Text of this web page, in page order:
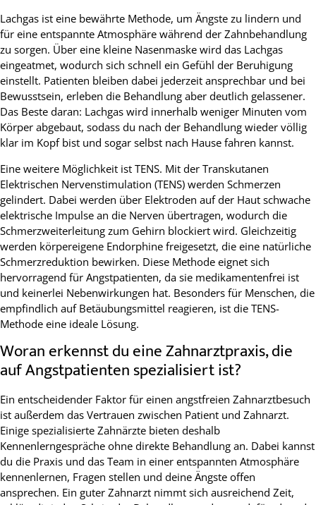
Lachgas ist eine bewährte Methode, um Ängste zu lindern und
für eine entspannte Atmosphäre während der Zahnbehandlung
zu sorgen. Über eine kleine Nasenmaske wird das Lachgas
eingeatmet, wodurch sich schnell ein Gefühl der Beruhigung
einstellt. Patienten bleiben dabei jederzeit ansprechbar und bei
Bewusstsein, erleben die Behandlung aber deutlich gelassener.
Das Beste daran: Lachgas wird innerhalb weniger Minuten vom
Körper abgebaut, sodass du nach der Behandlung wieder völlig
klar im Kopf bist und sogar selbst nach Hause fahren kannst.
Eine weitere Möglichkeit ist TENS. Mit der Transkutanen
Elektrischen Nervenstimulation (TENS) werden Schmerzen
gelindert. Dabei werden über Elektroden auf der Haut schwache
elektrische Impulse an die Nerven übertragen, wodurch die
Schmerzweiterleitung zum Gehirn blockiert wird. Gleichzeitig
werden körpereigene Endorphine freigesetzt, die eine natürliche
Schmerzreduktion bewirken. Diese Methode eignet sich
hervorragend für Angstpatienten, da sie medikamentenfrei ist
und keinerlei Nebenwirkungen hat. Besonders für Menschen, die
empfindlich auf Betäubungsmittel reagieren, ist die TENS-
Methode eine ideale Lösung.
Woran erkennst du eine Zahnarztpraxis, die
auf Angstpatienten spezialisiert ist?
Ein entscheidender Faktor für einen angstfreien Zahnarztbesuch
ist außerdem das Vertrauen zwischen Patient und Zahnarzt.
Einige spezialisierte Zahnärzte bieten deshalb
Kennenlerngespräche ohne direkte Behandlung an. Dabei kannst
du die Praxis und das Team in einer entspannten Atmosphäre
kennenlernen, Fragen stellen und deine Ängste offen
ansprechen. Ein guter Zahnarzt nimmt sich ausreichend Zeit,